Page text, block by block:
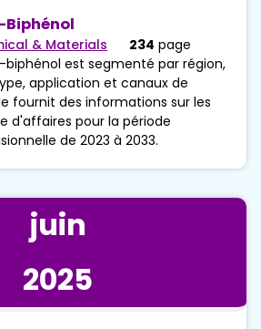
Biphénol
& Materials 234 page
est segmenté par région,
application et canaux de
fournit des informations sur les
d'affaires pour la période
de 2023 à 2033.
juin
2025